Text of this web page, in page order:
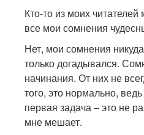
Кто-то из моих
все мои сомнения
Нет, мои сомнения
только догадывался.
начинания. От них не
того, это нормально,
первая задача – это не
мне мешает.